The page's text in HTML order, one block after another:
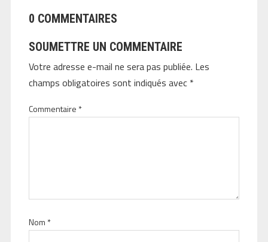
0 COMMENTAIRES
SOUMETTRE UN COMMENTAIRE
Votre adresse e-mail ne sera pas publiée. Les
champs obligatoires sont indiqués avec *
Commentaire *
Nom *